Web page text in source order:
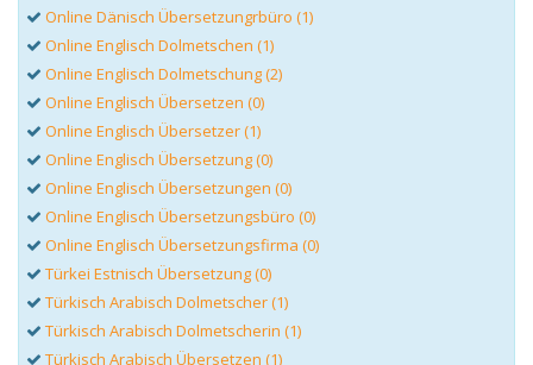
Online Dänisch Übersetzungrbüro (1)
Online Englisch Dolmetschen (1)
Online Englisch Dolmetschung (2)
Online Englisch Übersetzen (0)
Online Englisch Übersetzer (1)
Online Englisch Übersetzung (0)
Online Englisch Übersetzungen (0)
Online Englisch Übersetzungsbüro (0)
Online Englisch Übersetzungsfirma (0)
Türkei Estnisch Übersetzung (0)
Türkisch Arabisch Dolmetscher (1)
Türkisch Arabisch Dolmetscherin (1)
Türkisch Arabisch Übersetzen (1)